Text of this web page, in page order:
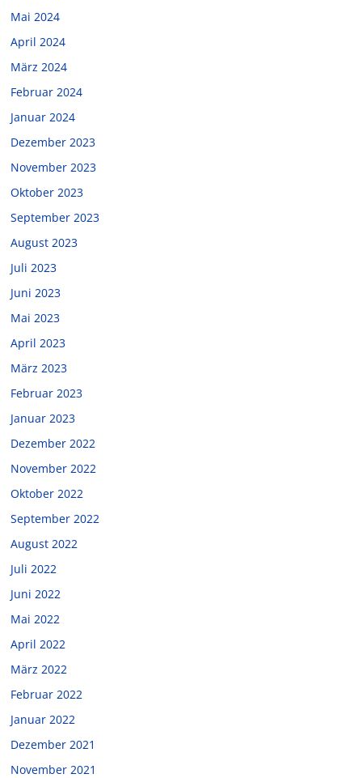
Mai 2024
April 2024
März 2024
Februar 2024
Januar 2024
Dezember 2023
November 2023
Oktober 2023
September 2023
August 2023
Juli 2023
Juni 2023
Mai 2023
April 2023
März 2023
Februar 2023
Januar 2023
Dezember 2022
November 2022
Oktober 2022
September 2022
August 2022
Juli 2022
Juni 2022
Mai 2022
April 2022
März 2022
Februar 2022
Januar 2022
Dezember 2021
November 2021